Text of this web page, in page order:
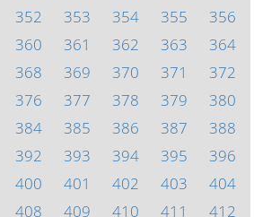
352 353 354 355
356
360 361 362 363
364
368 369 370 371
372
376 377 378 379
380
384 385 386 387
388
392 393 394 395
396
400 401 402 403
404
408 409 410 411
412